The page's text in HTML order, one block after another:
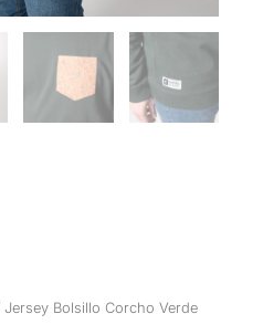
Jersey Bolsillo Corcho Verde